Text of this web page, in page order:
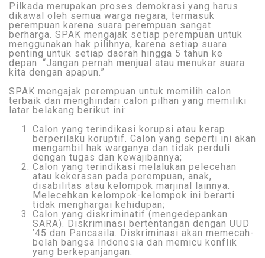
Pilkada merupakan proses demokrasi yang harus
dikawal oleh semua warga negara, termasuk
perempuan karena suara perempuan sangat
berharga. SPAK mengajak setiap perempuan untuk
menggunakan hak pilihnya, karena setiap suara
penting untuk setiap daerah hingga 5 tahun ke
depan. “Jangan pernah menjual atau menukar suara
kita dengan apapun.”
SPAK mengajak perempuan untuk memilih calon
terbaik dan menghindari calon pilhan yang memiliki
latar belakang berikut ini:
Calon yang terindikasi korupsi atau kerap
berperilaku koruptif. Calon yang seperti ini akan
mengambil hak warganya dan tidak perduli
dengan tugas dan kewajibannya;
Calon yang terindikasi melalukan pelecehan
atau kekerasan pada perempuan, anak,
disabilitas atau kelompok marjinal lainnya.
Melecehkan kelompok-kelompok ini berarti
tidak menghargai kehidupan;
Calon yang diskriminatif (mengedepankan
SARA). Diskriminasi bertentangan dengan UUD
’45 dan Pancasila. Diskriminasi akan memecah-
belah bangsa Indonesia dan memicu konflik
yang berkepanjangan.